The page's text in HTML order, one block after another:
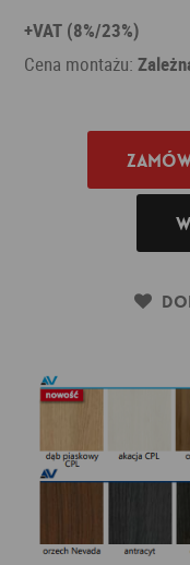
+VAT (8%/23%)
Cena montażu: